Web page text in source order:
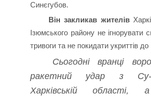
Синєгубов.
Він закликав жителів
Ізюмського району не ігнорувати
тривоги та не покидати укриттів
Сьогодні вранці
ракетний удар з
Харківській області,